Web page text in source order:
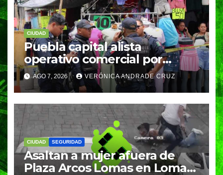
CIUDAD
Puebla capital alista
operativo comercial por
fiestas patrias y regreso a
clases
AGO 7, 2026 VERÓNICA ANDRADE CRUZ
CIUDAD SEGURIDAD
Asaltan a mujer afuera de
Plaza Arcos Lomas en Lomas